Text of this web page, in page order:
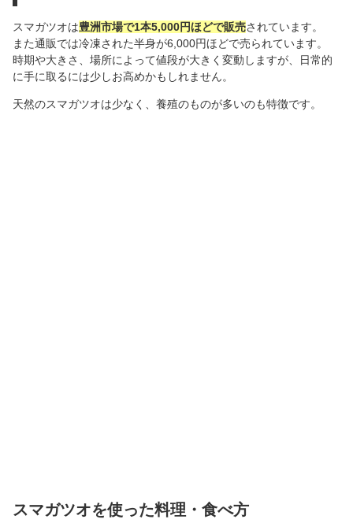
スマガツオは豊洲市場で1本5,000円ほどで販売されています。
また通販では冷凍された半身が6,000円ほどで売られています。
時期や大きさ、場所によって値段が大きく変動しますが、日常的
に手に取るには少しお高めかもしれません。
天然のスマガツオは少なく、養殖のものが多いのも特徴です。
スマガツオを使った料理・食べ方